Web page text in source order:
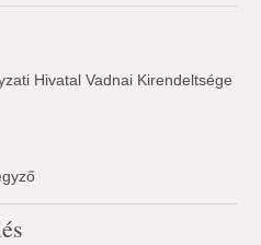
Hivatal Vadnai Kirendeltsége